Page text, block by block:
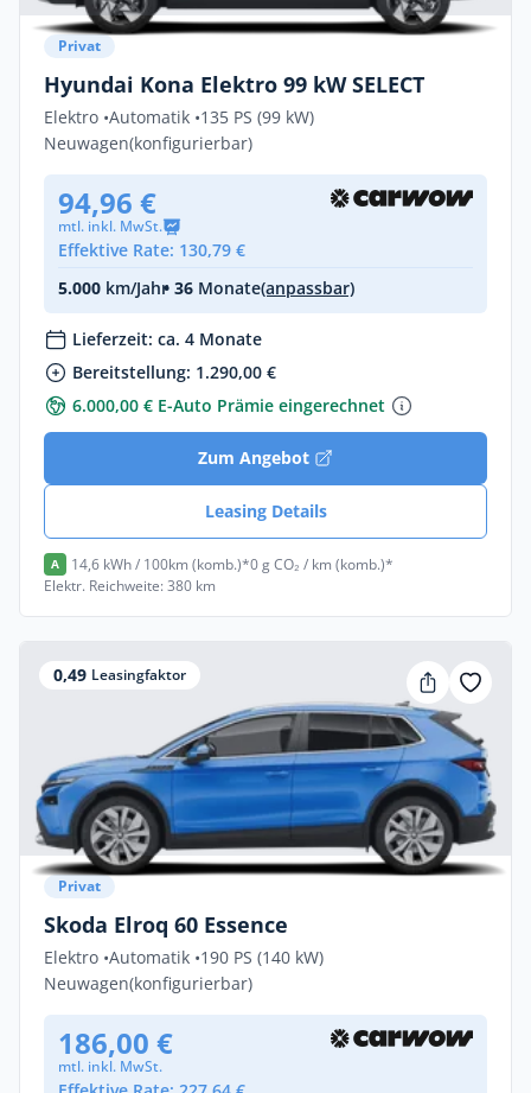
Privat
Hyundai Kona Elektro 99 kW SELECT
Elektro •Automatik •135 PS (99 kW)
Neuwagen(konfigurierbar)
94,96 €
mtl. inkl. MwSt.
Effektive Rate: 130,79 €
5.000 km/Jahr• 36 Monate(anpassbar)
Lieferzeit: ca. 4 Monate
Bereitstellung: 1.290,00 €
6.000,00 € E-Auto Prämie eingerechnet
Zum Angebot
Leasing Details
A 14,6 kWh / 100km (komb.)*0 g CO₂ / km (komb.)*
Elektr. Reichweite: 380 km
0,49 Leasingfaktor
Privat
Skoda Elroq 60 Essence
Elektro •Automatik •190 PS (140 kW)
Neuwagen(konfigurierbar)
186,00 €
mtl. inkl. MwSt.